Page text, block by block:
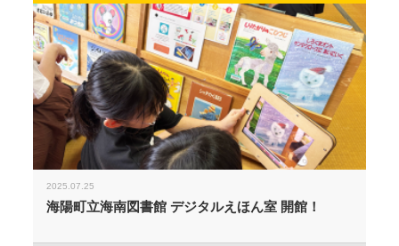
2025.07.25
海陽町立海南図書館 デジタルえほん室 開館！